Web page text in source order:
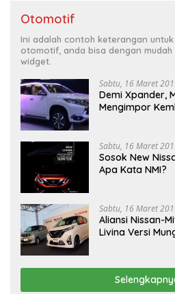
Otomotif
Ini adalah contoh keterangan
otomotif, anda bisa dengan mudah
widget.
Sabtu, 16 Maret
Demi Xpander,
Mengimpor
Sabtu, 16 Maret
Sosok New
Apa Kata NMI?
Sabtu, 16 Maret
Aliansi Nissan-
Livina Versi